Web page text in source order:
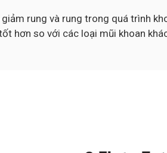
rung và rung trong quá trình
hơn so với các loại mũi khoan